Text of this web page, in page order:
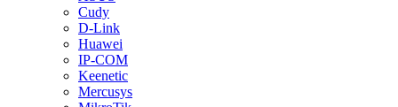
Cudy
D-Link
Huawei
IP-COM
Keenetic
Mercusys